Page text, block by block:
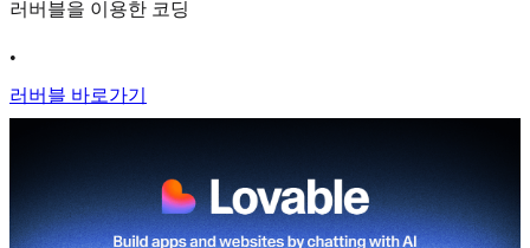
러버블을 이용한 코딩
•
러버블 바로가기